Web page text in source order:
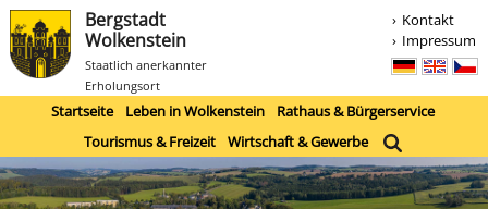
Bergstadt
Wolkenstein
Staatlich anerkannter
Erholungsort
Kontakt
Impressum
Startseite Leben in Wolkenstein
Rathaus & Bürgerservice
Tourismus & Freizeit
Wirtschaft & Gewerbe